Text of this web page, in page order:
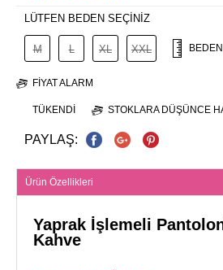
LÜTFEN BEDEN SEÇİNİZ
M L XL XXL
FIYAT ALARM
TÜKENDI STOKLARA DÜŞÜNCE
PAYLAŞ:
Ürün Özellikleri
Yaprak İşlemeli
Kahve